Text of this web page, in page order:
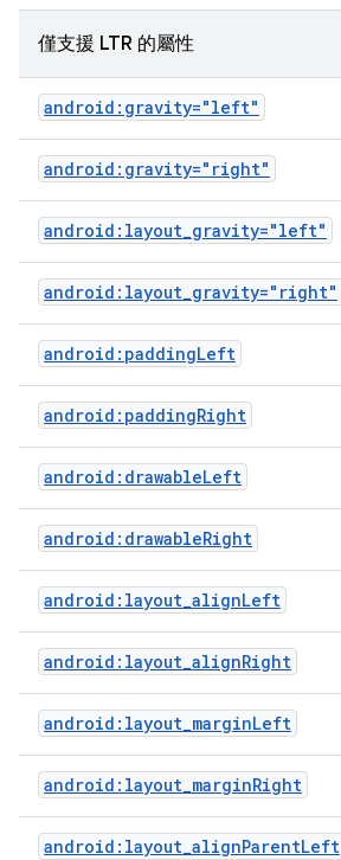
僅支援 LTR 的屬性
android:gravity="left"
android:gravity="right"
android:layout_gravity="left"
android:layout_gravity="right"
android:paddingLeft
android:paddingRight
android:drawableLeft
android:drawableRight
android:layout_alignLeft
android:layout_alignRight
android:layout_marginLeft
android:layout_marginRight
android:layout_alignParentLeft